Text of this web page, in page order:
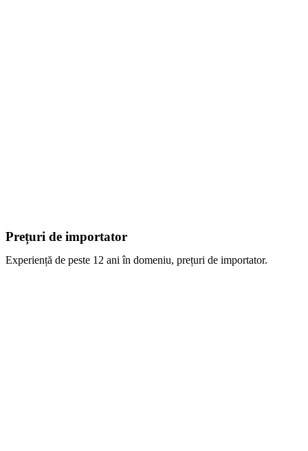
Prețuri de importator
Experiență de peste 12 ani în domeniu, prețuri de importator.